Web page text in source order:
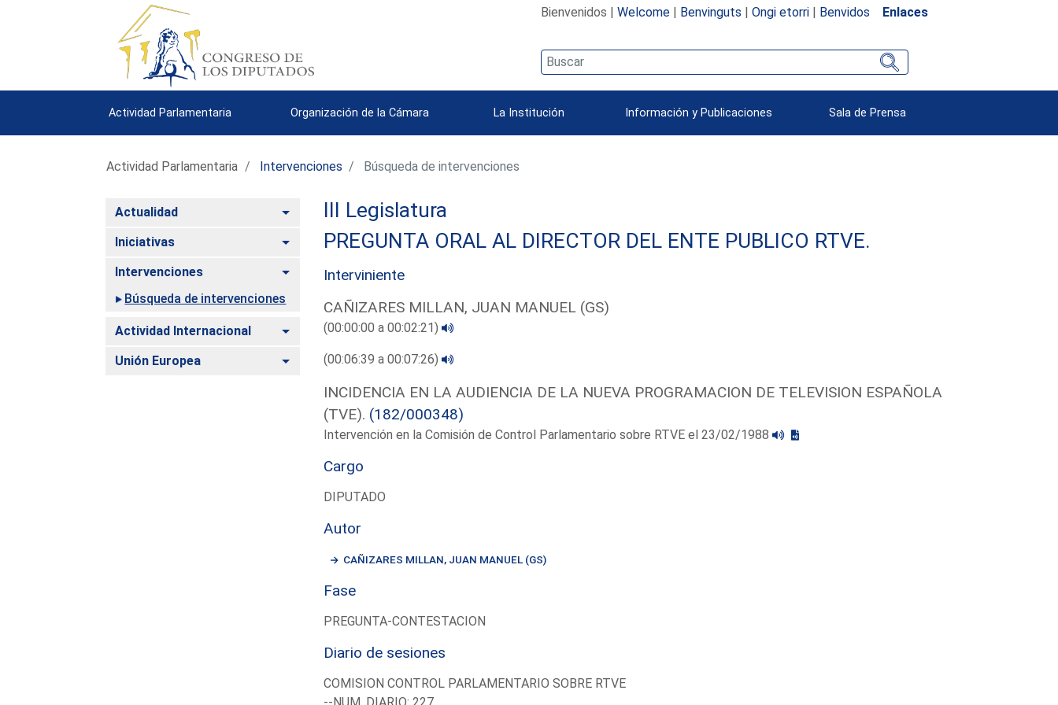
Bienvenidos | Welcome| Benvinguts | Ongi etorri| Benvidos Enlaces
Actividad Parlamentaria Organización de la Cámara La Institución Información y Publicaciones Sala de Prensa
Actividad Parlamentaria Intervenciones Búsqueda de intervenciones
Actualidad Alternar
Iniciativas Alternar
Intervenciones
Alternar
Búsqueda de intervenciones
Actividad Internacional Alternar
Unión Europea Alternar
III Legislatura
PREGUNTA ORAL AL DIRECTOR DEL ENTE PUBLICO RTVE.
Interviniente
CAÑIZARES MILLAN, JUAN MANUEL (GS)
(00:00:00 a 00:02:21)
(00:06:39 a 00:07:26)
INCIDENCIA EN LA AUDIENCIA DE LA NUEVA PROGRAMACION DE TELEVISION ESPAÑOLA
(TVE). (182/000348)
Intervención en la Comisión de Control Parlamentario sobre RTVE el 23/02/1988
Cargo
DIPUTADO
Autor
CAÑIZARES MILLAN, JUAN MANUEL (GS)
Fase
PREGUNTA-CONTESTACION
Diario de sesiones
COMISION CONTROL PARLAMENTARIO SOBRE RTVE
--NUM. DIARIO: 227